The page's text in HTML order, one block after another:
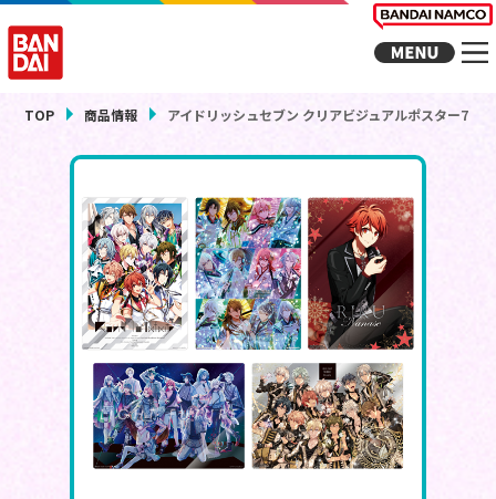
TOP 商品情報 アイドリッシュセブン クリアビジュアルポスター7